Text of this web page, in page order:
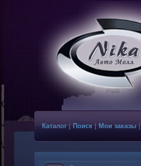
Каталог Поиск|Мои заказы